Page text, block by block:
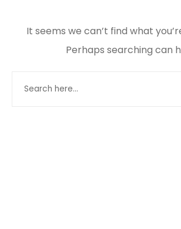
It seems we can’t find what
Perhaps searching can